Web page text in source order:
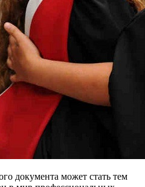
документа может стать тем